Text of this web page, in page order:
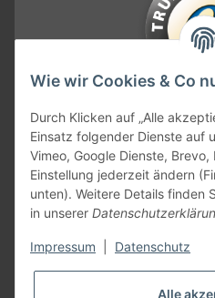
KONTAKT
Wie wir Cookies & Co
Durch Klicken auf „Alle
Einsatz folgender Dienste auf
Vimeo, Google Dienste,
Einstellung jederzeit ändern
unten). Weitere Details finden
in unserer
Impressum Datenschutz
Alle